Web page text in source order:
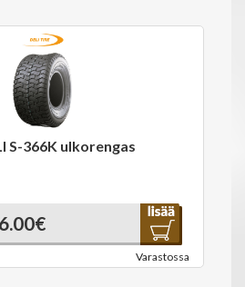
S-366K ulkorengas
Varastossa